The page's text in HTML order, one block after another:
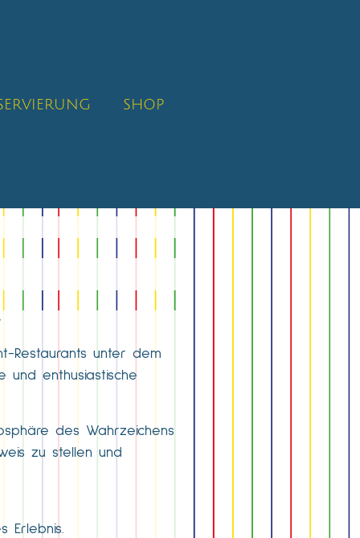
SHOP
Restaurants unter dem
und enthusiastische
des Wahrzeichens
zu stellen und
Erlebnis.